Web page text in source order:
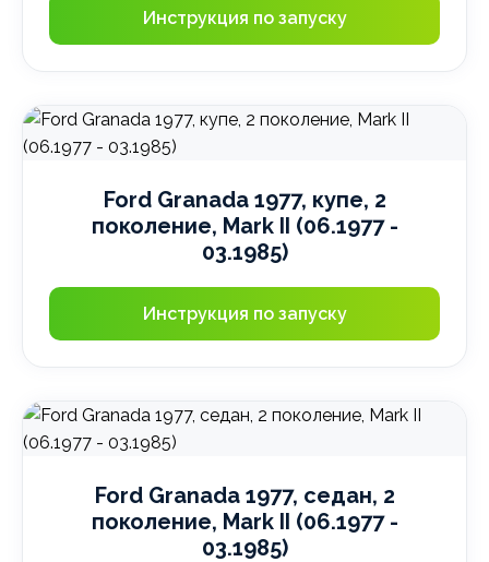
Инструкция по запуску
Ford Granada 1977, купе, 2
поколение, Mark II (06.1977 -
03.1985)
Инструкция по запуску
Ford Granada 1977, седан, 2
поколение, Mark II (06.1977 -
03.1985)